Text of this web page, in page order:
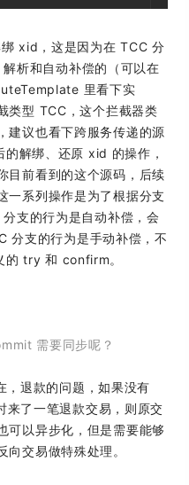
xid，这是因为在 TCC 分
析和自动补偿的（可以在
里看下实
类型 TCC，这个拦截器类
建议也看下跨服务传递的源
解绑、还原 xid 的操作，
目前看到的这个源码，后续
一系列操作是为了根据分支
支的行为是自动补偿，会
分支的行为是手动补偿，不
的 try 和 confirm。
需要同步呢？
退款的问题，如果没有
了一笔退款交易，则原交
可以异步化，但是需要能够
交易做特殊处理。